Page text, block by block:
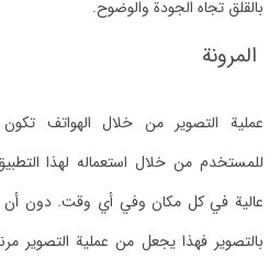
بالقلق تجاه الجودة والوضوح.
المرونة
عملية التصوير من خلال الهواتف
للمستخدم من خلال استعماله لهذا
عالية في كل مكان وفي أي وقت. دون أن
بالتصوير فهذا يجعل من عملية التصوير